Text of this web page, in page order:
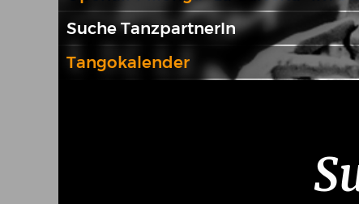
Suche TanzpartnerIn
Tangokalender